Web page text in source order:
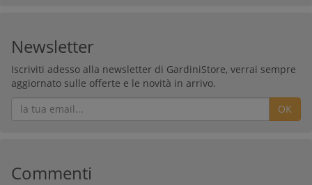
Newsletter
Iscriviti adesso alla newsletter di GardiniStore, verrai sempre
aggiornato sulle offerte e le novità in arrivo.
OK
Commenti